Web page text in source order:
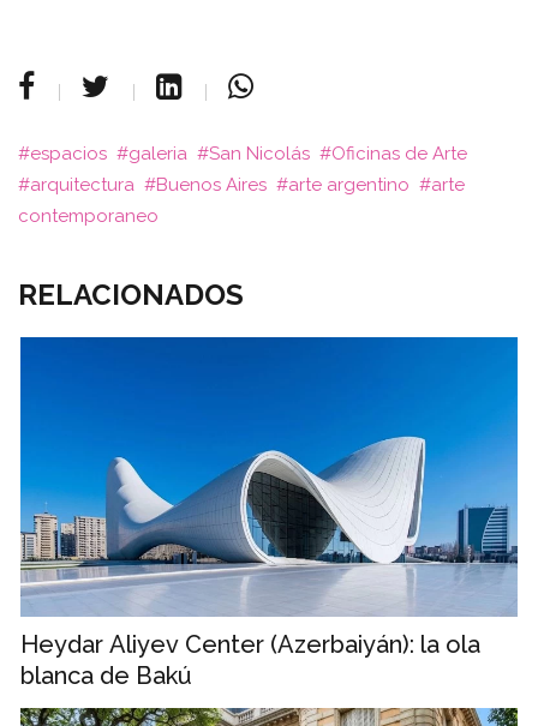
espacios galeria San Nicolás
Oficinas de Arte
arquitectura
Buenos Aires arte argentino
arte
contemporaneo
RELACIONADOS
Heydar Aliyev Center (Azerbaiyán): la ola
blanca de Bakú